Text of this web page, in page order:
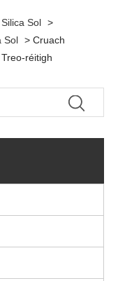
Sol >
Sol > Cruach
réitigh